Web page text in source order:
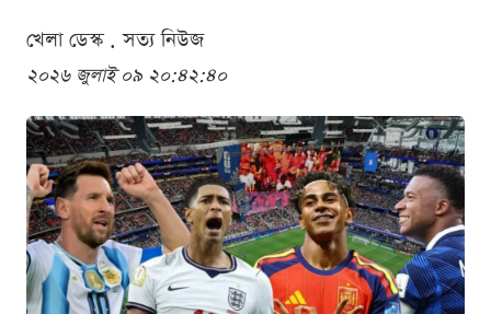
খেলা ডেস্ক . সত্য নিউজ
২০২৬ জুলাই ০৯ ২০:৪২:৪০